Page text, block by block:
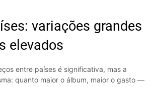
variações grandes
elevados
entre países é significativa, mas a
quanto maior o álbum, maior o gasto —